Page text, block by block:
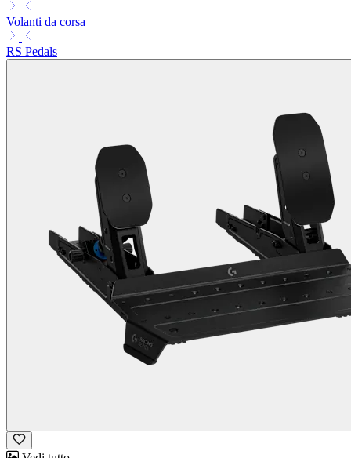
Volanti da corsa
RS Pedals